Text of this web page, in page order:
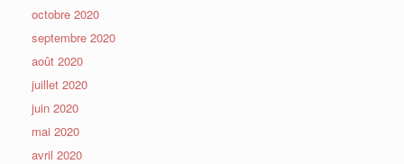
octobre 2020
septembre 2020
août 2020
juillet 2020
juin 2020
mai 2020
avril 2020